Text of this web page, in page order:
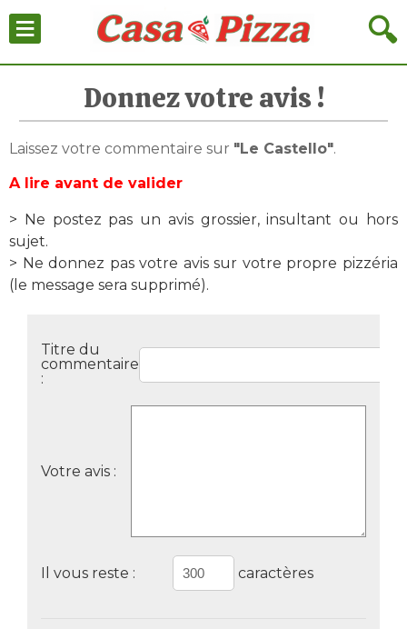
🔍
≡
Donnez votre avis !
Laissez votre commentaire sur "Le Castello".
A lire avant de valider
> Ne postez pas un avis grossier, insultant ou hors
sujet.
> Ne donnez pas votre avis sur votre propre pizzéria
(le message sera supprimé).
Titre du
commentaire
:
Votre avis :
Il vous reste : caractères